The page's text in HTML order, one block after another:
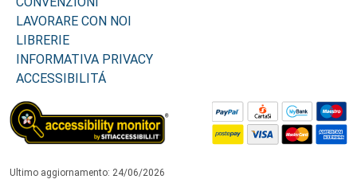
LAVORARE CON NOI
LIBRERIE
INFORMATIVA PRIVACY
ACCESSIBILITÁ
Ultimo aggiornamento: 24/06/2026